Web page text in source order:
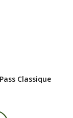
Pass Classique